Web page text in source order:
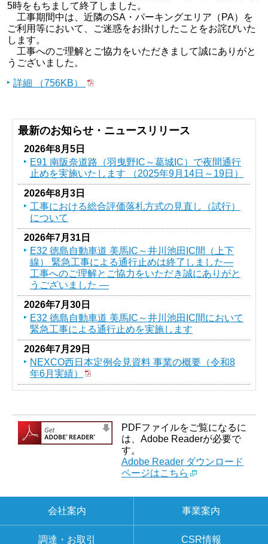
5時をもちまして終了しました。
工事期間中は、近隣のSA・パーキングエリア（PA）を
ご利用等において、ご迷惑をお掛けしたことをお詫びいた
します。
工事へのご理解とご協力をいただきまして誠にありがと
うございました。
詳細 （756KB）
最新のお知らせ・ニュースリリース
2026年8月5日
E91 南阪奈道路（羽曳野IC～葛󠄀城IC）で夜間通行
止めを実施いたします （2025年9月14日～19日）
2026年8月3日
工事における総合評価落札方式の見直し（試行）
について
2026年7月31日
E32 徳島自動車道 美馬IC～井川池田IC間（上下
線） 緊急工事による通行止めは終了しました―
工事へのご理解とご協力をいただき誠にありがと
うございました ―
2026年7月30日
E32 徳島自動車道 美馬IC～井川池田IC間において
緊急工事による通行止めを実施します
2026年7月29日
NEXCO西日本定例会見資料 事業の概要（令和8
年6月実績）
PDFファイルをご覧になるに
は、Adobe Readerが必要で
す。
Adobe Reader ダウンロード
ページはこちら
会社案内 事業案内
調達・お取引 CSR情報